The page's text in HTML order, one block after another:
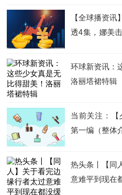
【全球播资讯
透4集，娜美
环球新资讯：
洛丽塔裙特辑
当前关注：【
第一编（整体
热头条丨【同
意难平到现在